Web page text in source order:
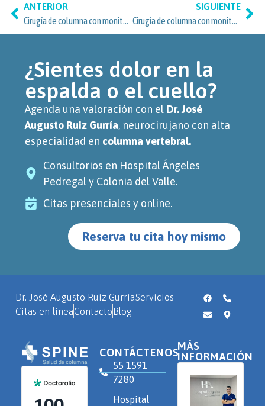
ANTERIOR
Cirugía de columna con monitoreo neurofisiológico en Narvarte Oriente
SIGUIENTE
Cirugía de columna con monitoreo neurofisiológico: opciones avanzadas para pacientes en Nápoles, Benito Juárez
¿Sientes dolor en la
espalda o el cuello?
Agenda una valoración con el Dr. José
Augusto Ruiz Gurría, neurocirujano con alta
especialidad en columna vertebral.
Consultorios en Hospital Ángeles
Pedregal y Colonia del Valle.
Citas presenciales y online.
Reserva tu cita hoy mismo
Dr. José Augusto Ruiz GurríaServicios
Citas en líneaContacto Blog
CONTÁCTENOS
55 1591
7280
Hospital
MÁS
INFORMACIÓN